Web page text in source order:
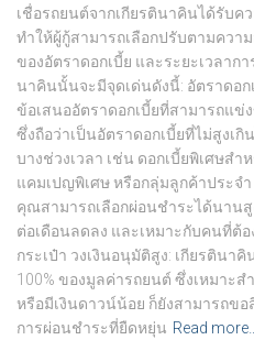
เชื่อรถยนต์จากเกียรตินาคินได้รับค
ทำให้ผู้กู้สามารถเลือกปรับตามควา
ของอัตราดอกเบี้ย และระยะเวลาก
นาคินนั้นจะมีจุดเด่นดังนี้: อัตราดอ
ข้อเสนออัตราดอกเบี้ยที่สามารถแ
ซึ่งถือว่าเป็นอัตราดอกเบี้ยที่ไม่สูงเ
บางช่วงเวลา เช่น ดอกเบี้ยพิเศษส
แคมเปญพิเศษ หรือกลุ่มลูกค้าประจ
คุณสามารถเลือกผ่อนชำระได้นานสู
ต่อเดือนลดลง และเหมาะกับคนที่ต้อ
กระเป๋า วงเงินอนุมัติสูง: เกียรตินา
100% ของมูลค่ารถยนต์ ซึ่งเหมาะ
หรือมีเงินดาวน์น้อย ก็ยังสามารถขอ
การผ่อนชำระที่ยืดหยุ่น Read